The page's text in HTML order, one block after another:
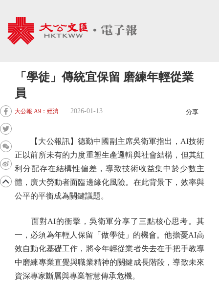
「學徒」傳統宜保留 磨練年輕從業
員
大公報 A9：經濟 2026-01-13 分享
【大公報訊】德勤中國副主席吳衛軍指出，AI技術
正以前所未有的力度重塑生產邏輯與社會結構，但其紅
利分配存在結構性偏差，導致技術收益集中於少數主
體，廣大勞動者面臨邊緣化風險。在此背景下，效率與
公平的平衡成為關鍵議題。
面對AI的衝擊，吳衛軍分享了三點核心思考。其
一，必須為年輕人保留「做學徒」的機會。他擔憂AI高
效自動化基礎工作，將令年輕從業者失去在手把手教導
中磨練專業直覺與職業精神的關鍵成長階段，導致未來
資深專家斷層與專業智慧傳承危機。